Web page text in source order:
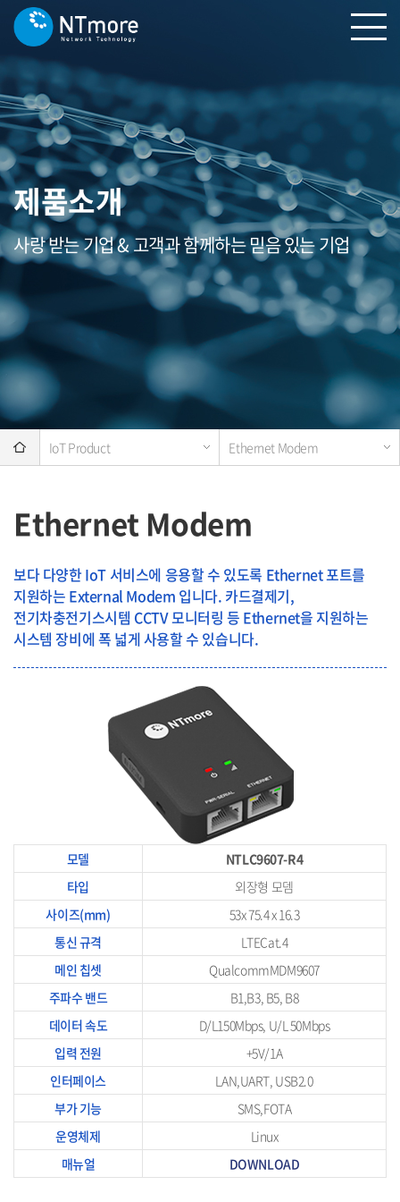
제품소개
사랑 받는 기업 & 고객과 함께하는 믿음 있는 기업
IoT Product Ethernet Modem
Ethernet Modem
보다 다양한 IoT 서비스에 응용할 수 있도록 Ethernet 포트를
지원하는 External Modem 입니다. 카드결제기,
전기차충전기스시템 CCTV 모니터링 등 Ethernet을 지원하는
시스템 장비에 폭 넓게 사용할 수 있습니다.
모델
NTLC9607-R4
타입
외장형 모뎀
사이즈(mm)
53x 75.4 x 16.3
통신 규격
LTECat.4
메인 칩셋
QualcommMDM9607
주파수 밴드
B1,B3, B5, B8
데이터 속도
D/L150Mbps, U/L 50Mbps
입력 전원
+5V/1A
인터페이스
LAN,UART, USB2.0
부가 기능
SMS,FOTA
운영체제
Linux
매뉴얼
DOWNLOAD